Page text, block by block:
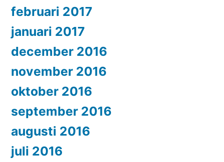
februari 2017
januari 2017
december 2016
november 2016
oktober 2016
september 2016
augusti 2016
juli 2016